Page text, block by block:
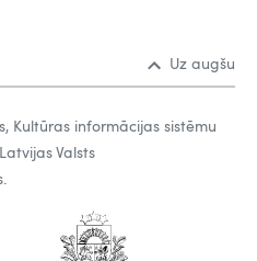
Uz augšu
Kultūras informācijas sistēmu
Valsts